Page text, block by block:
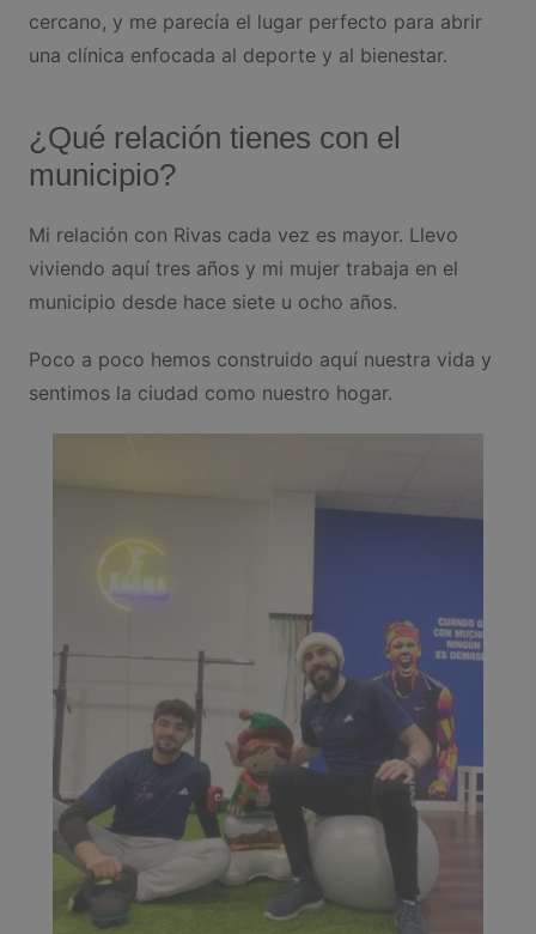
cercano, y me parecía el lugar perfecto para abrir
una clínica enfocada al deporte y al bienestar.
¿Qué relación tienes con el
municipio?
Mi relación con Rivas cada vez es mayor. Llevo
viviendo aquí tres años y mi mujer trabaja en el
municipio desde hace siete u ocho años.
Poco a poco hemos construido aquí nuestra vida y
sentimos la ciudad como nuestro hogar.